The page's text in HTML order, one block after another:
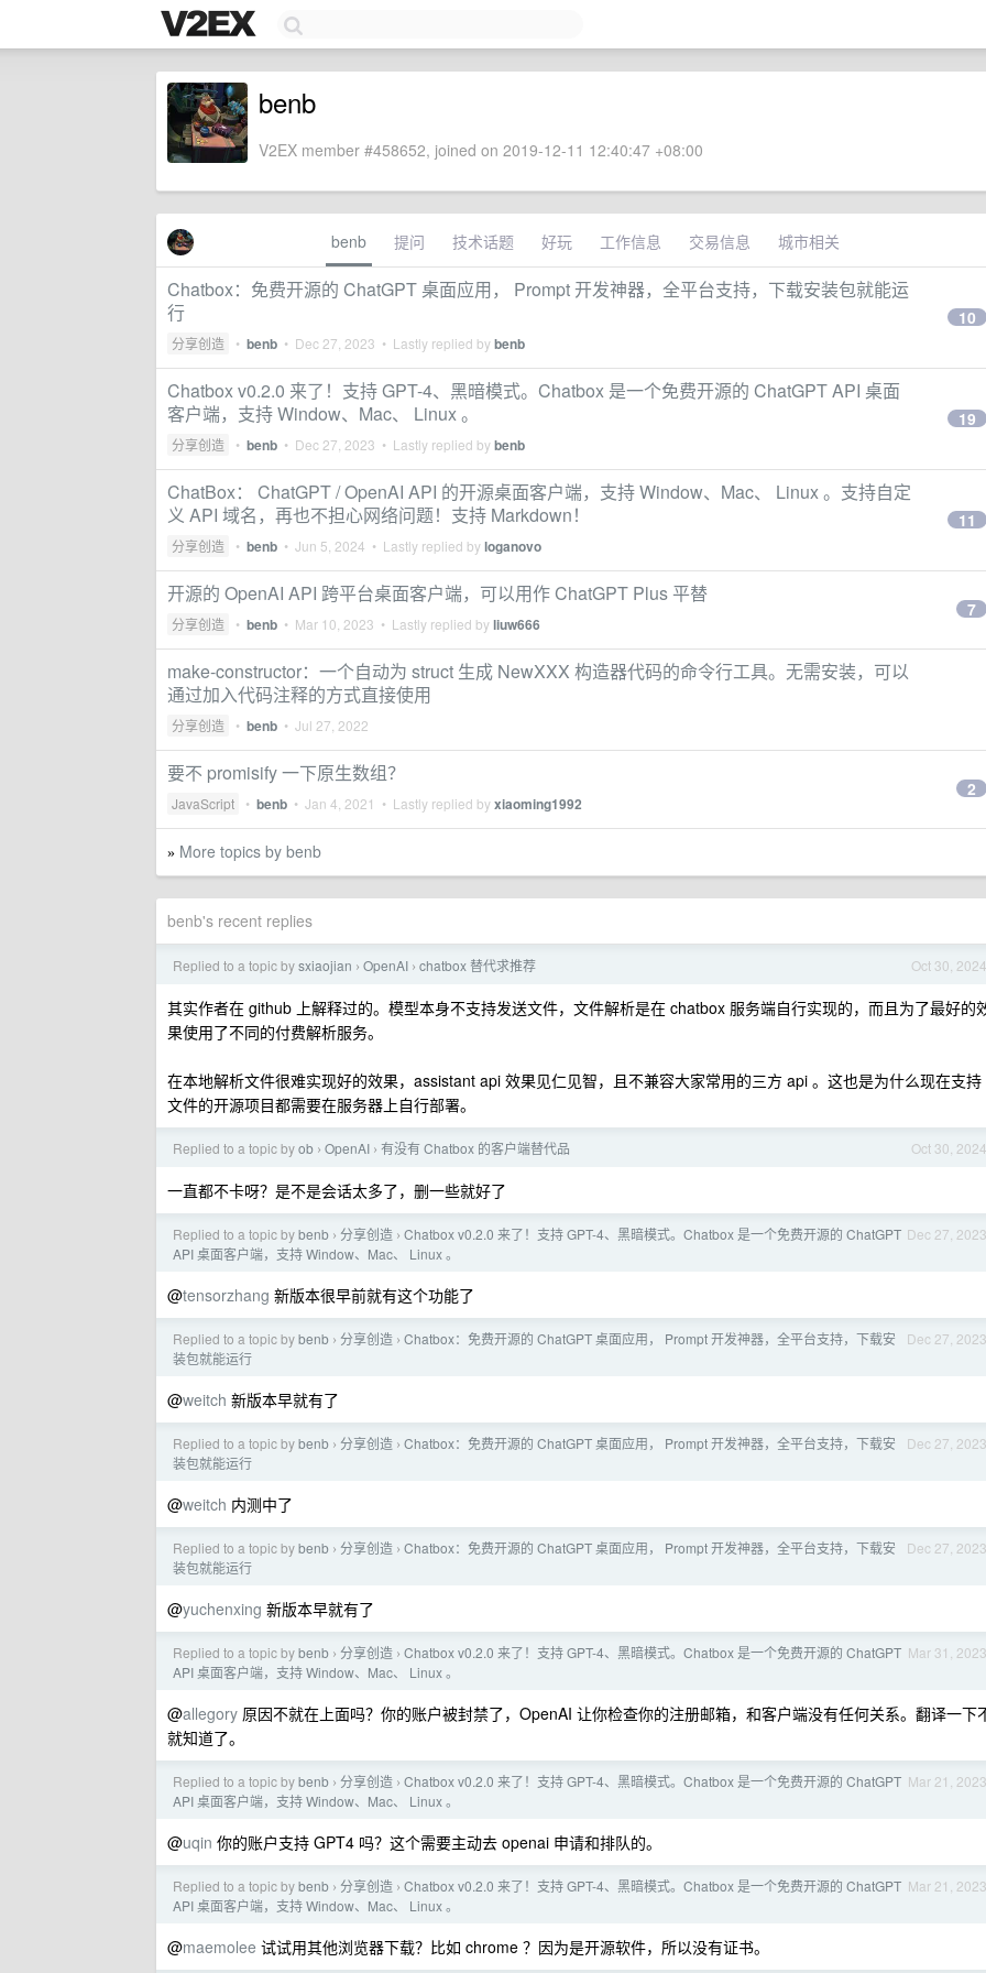
benb
V2EX member #458652, joined on 2019-12-11 12:40:47 +08:00
benb 提问 技术话题 好玩 工作信息 交易信息 城市相关
Chatbox：免费开源的 ChatGPT 桌面应用， Prompt 开发神器，全平台支持，下载安装包就能运
行
分享创造 • benb • Dec 27, 2023 • Lastly replied bybenb
10
Chatbox v0.2.0 来了！支持 GPT-4、黑暗模式。Chatbox 是一个免费开源的 ChatGPT API 桌面
客户端，支持 Window、Mac、 Linux 。
分享创造 • benb • Dec 27, 2023 • Lastly replied bybenb
19
ChatBox： ChatGPT / OpenAI API 的开源桌面客户端，支持 Window、Mac、 Linux 。支持自定
义 API 域名，再也不担心网络问题！支持 Markdown！
分享创造 • benb • Jun 5, 2024 • Lastly replied byloganovo
11
开源的 OpenAI API 跨平台桌面客户端，可以用作 ChatGPT Plus 平替
分享创造 • benb • Mar 10, 2023 • Lastly replied byliuw666
7
make-constructor：一个自动为 struct 生成 NewXXX 构造器代码的命令行工具。无需安装，可以
通过加入代码注释的方式直接使用
分享创造 • benb • Jul 27, 2022
要不 promisify 一下原生数组？
JavaScript • benb • Jan 4, 2021 • Lastly replied byxiaoming1992
2
» More topics by benb
benb's recent replies
Oct 30, 2024
Replied to a topic bysxiaojian › OpenAI › chatbox 替代求推荐
其实作者在 github 上解释过的。模型本身不支持发送文件，文件解析是在 chatbox 服务端自行实现的，而且为了最好的
果使用了不同的付费解析服务。
在本地解析文件很难实现好的效果，assistant api 效果见仁见智，且不兼容大家常用的三方 api 。这也是为什么现在支持
文件的开源项目都需要在服务器上自行部署。
Oct 30, 2024
Replied to a topic byob › OpenAI › 有没有 Chatbox 的客户端替代品
一直都不卡呀？是不是会话太多了，删一些就好了
Dec 27, 2023
Replied to a topic bybenb › 分享创造 › Chatbox v0.2.0 来了！支持 GPT-4、黑暗模式。Chatbox 是一个免费开源的 ChatGPT
API 桌面客户端，支持 Window、Mac、 Linux 。
@tensorzhang 新版本很早前就有这个功能了
Dec 27, 2023
Replied to a topic bybenb › 分享创造 › Chatbox：免费开源的 ChatGPT 桌面应用， Prompt 开发神器，全平台支持，下载安
装包就能运行
@weitch 新版本早就有了
Dec 27, 2023
Replied to a topic bybenb › 分享创造 › Chatbox：免费开源的 ChatGPT 桌面应用， Prompt 开发神器，全平台支持，下载安
装包就能运行
@weitch 内测中了
Dec 27, 2023
Replied to a topic bybenb › 分享创造 › Chatbox：免费开源的 ChatGPT 桌面应用， Prompt 开发神器，全平台支持，下载安
装包就能运行
@yuchenxing 新版本早就有了
Mar 31, 2023
Replied to a topic bybenb › 分享创造 › Chatbox v0.2.0 来了！支持 GPT-4、黑暗模式。Chatbox 是一个免费开源的 ChatGPT
API 桌面客户端，支持 Window、Mac、 Linux 。
@allegory 原因不就在上面吗？你的账户被封禁了，OpenAI 让你检查你的注册邮箱，和客户端没有任何关系。翻译一下
就知道了。
Mar 21, 2023
Replied to a topic bybenb › 分享创造 › Chatbox v0.2.0 来了！支持 GPT-4、黑暗模式。Chatbox 是一个免费开源的 ChatGPT
API 桌面客户端，支持 Window、Mac、 Linux 。
@uqin 你的账户支持 GPT4 吗？这个需要主动去 openai 申请和排队的。
Mar 21, 2023
Replied to a topic bybenb › 分享创造 › Chatbox v0.2.0 来了！支持 GPT-4、黑暗模式。Chatbox 是一个免费开源的 ChatGPT
API 桌面客户端，支持 Window、Mac、 Linux 。
@maemolee 试试用其他浏览器下载？比如 chrome ？因为是开源软件，所以没有证书。